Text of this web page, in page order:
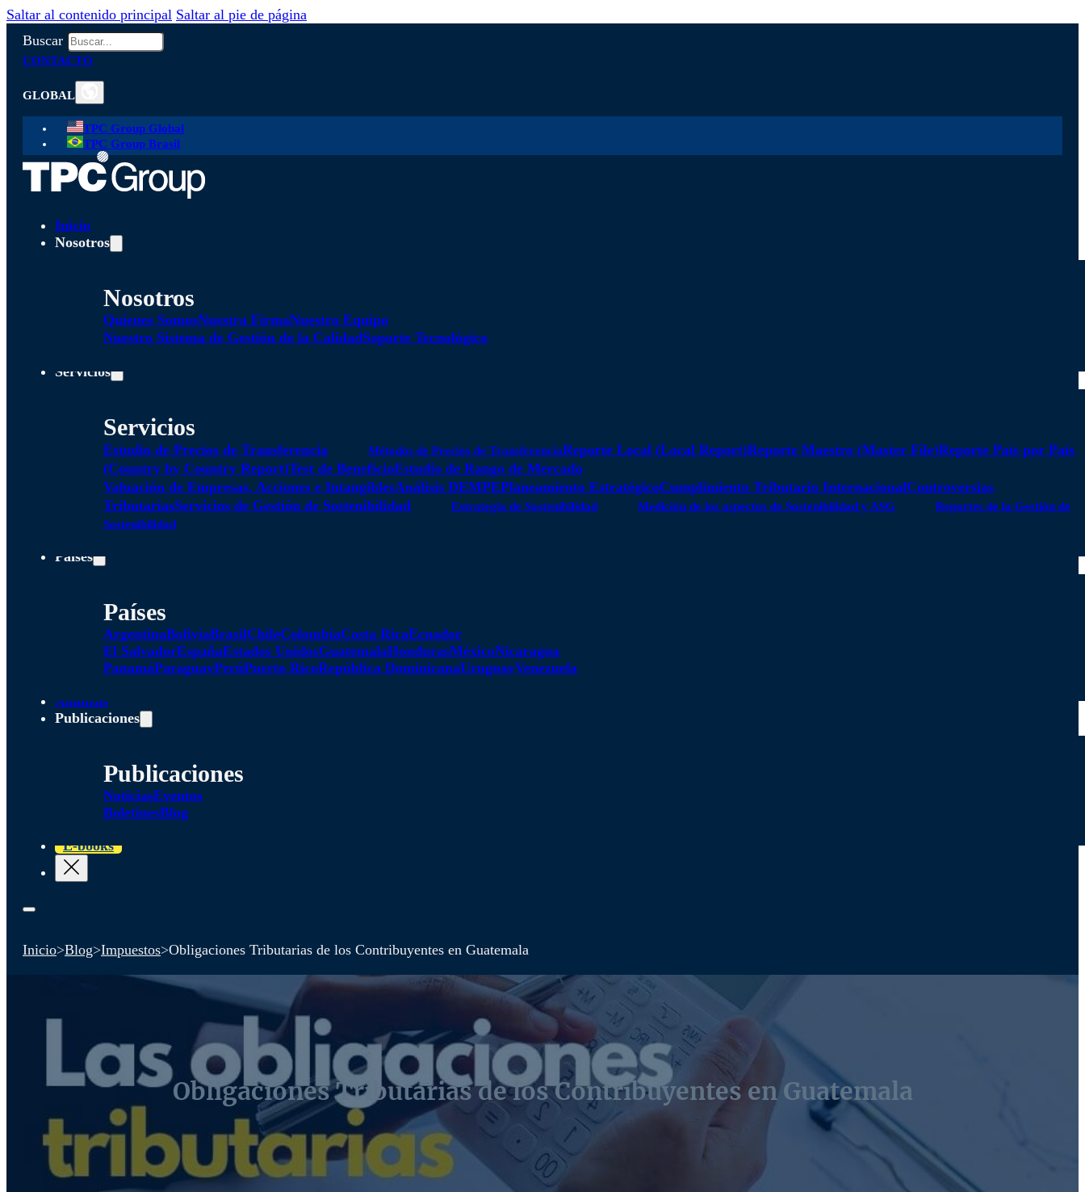
Saltar al contenido principal Saltar al pie de página
Buscar
CONTACTO
GLOBAL
TPC Group Global
TPC Group Brasil
Inicio
Nosotros
Nosotros
Quienes SomosNuestra FirmaNuestro Equipo
Nuestro Sistema de Gestión de la CalidadSoporte Tecnológico
Servicios
Servicios
Estudio de Precios de Transferencia Métodos de Precios de TransferenciaReporte Local (Local Report)Reporte Maestro (Master File)Reporte País por País
(Country by Country Report)Test de BeneficioEstudio de Rango de Mercado
Valuación de Empresas, Acciones e IntangiblesAnálisis DEMPEPlaneamiento EstratégicoCumplimiento Tributario InternacionalControversias
TributariasServicios de Gestión de Sostenibilidad Estrategia de Sostenibilidad Medición de los aspectos de Sostenibilidad y ASG
Reportes de la Gestión de
Sostenibilidad
Países
Países
ArgentinaBoliviaBrasilChileColombiaCosta RicaEcuador
El SalvadorEspañaEstados UnidosGuatemalaHondurasMéxicoNicaragua
PanamáParaguayPerúPuerto RicoRepública DominicanaUruguayVenezuela
Alianzas
Publicaciones
Publicaciones
NoticiasEventos
BoletinesBlog
E-books
Inicio>Blog>Impuestos>Obligaciones Tributarias de los Contribuyentes en Guatemala
Obligaciones Tributarias de los Contribuyentes en Guatemala